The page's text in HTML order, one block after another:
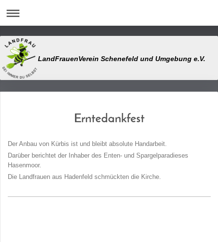
LandFrauenVerein Schenefeld und Umgebung e.V.
Erntedankfest
Der Anbau von Kürbis ist und bleibt absolute Handarbeit.
Darüber berichtet der Inhaber des Enten- und Spargelparadieses
Hasenmoor.
Die Landfrauen aus Hadenfeld schmückten die Kirche.